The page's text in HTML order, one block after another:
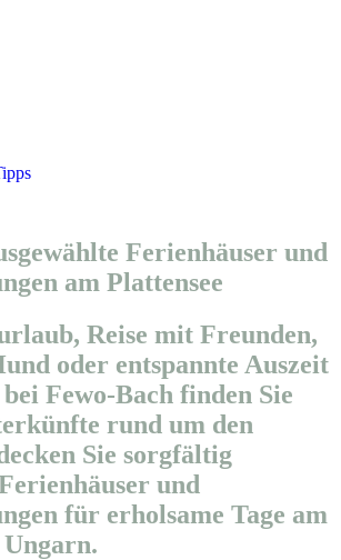
Ferienhäuser und
am Plattensee
Reise mit Freunden,
oder entspannte Auszeit
Fewo-Bach finden Sie
rund um den
Sie sorgfältig
und
für erholsame Tage am